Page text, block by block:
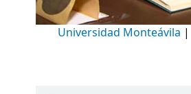
Universidad Monteávila |